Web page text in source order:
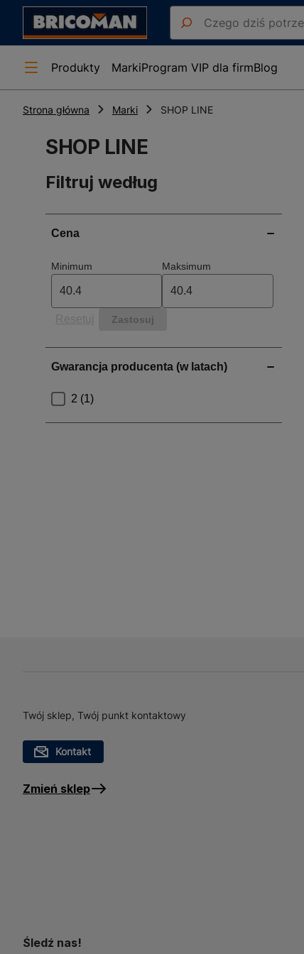
Produkty MarkiProgram VIP dla firmBlog
Strona główna Marki SHOP LINE
SHOP LINE
Filtruj według
Twój sklep, Twój punkt kontaktowy
Kontakt
Zmień sklep
Śledź nas!